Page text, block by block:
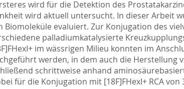
wird für die Detektion des
wird aktuell untersucht. In dieser Arbeit
evaluiert. Zur Konjugation des
palladiumkatalysierte
im wässrigen Milieu konnten im
werden, in dem auch die Herstellung
schrittweise anhand
für die Konjugation mit [18F]FHexI+ RCA